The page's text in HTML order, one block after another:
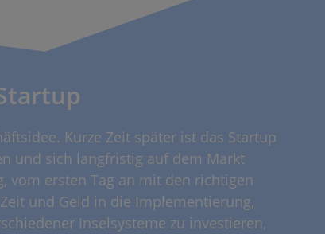
Kurze Zeit später ist das Startup
und sich langfristig auf dem Markt
vom ersten Tag an mit den richtigen
und Geld in die Implementierung,
Inselsysteme zu investieren,